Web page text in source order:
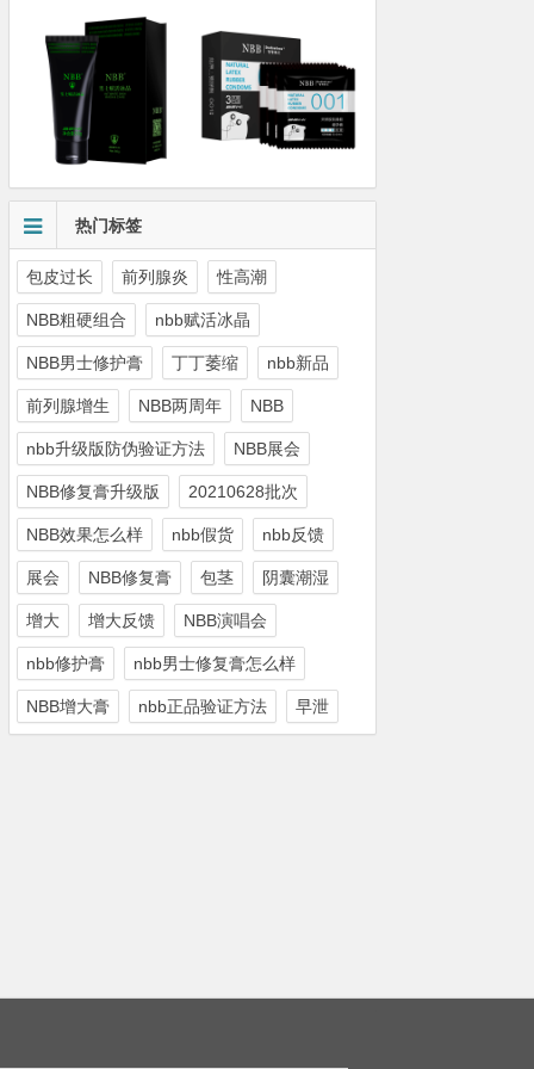
热门标签
包皮过长 前列腺炎 性高潮
NBB粗硬组合 nbb赋活冰晶
NBB男士修护膏 丁丁萎缩 nbb新品
前列腺增生 NBB两周年 NBB
nbb升级版防伪验证方法 NBB展会
NBB修复膏升级版 20210628批次
NBB效果怎么样 nbb假货 nbb反馈
展会 NBB修复膏 包茎 阴囊潮湿
增大 增大反馈 NBB演唱会
nbb修护膏 nbb男士修复膏怎么样
NBB增大膏 nbb正品验证方法 早泄